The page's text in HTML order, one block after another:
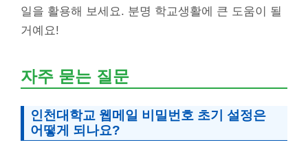
일을 활용해 보세요. 분명 학교생활에 큰 도움이 될
거예요!
자주 묻는 질문
인천대학교 웹메일 비밀번호 초기 설정은
어떻게 되나요?